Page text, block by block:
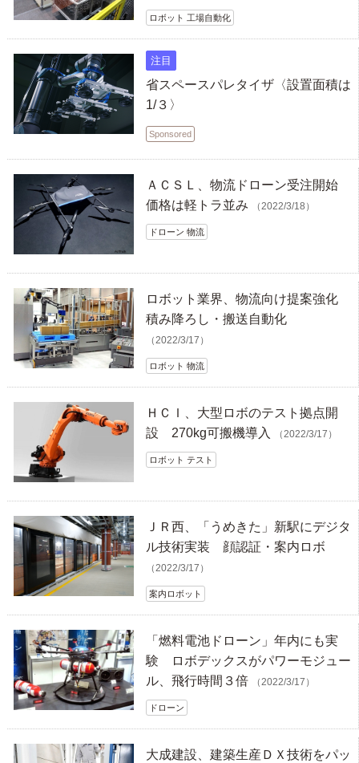
ロボット 工場自動化
注目
省スペースパレタイザ〈設置面積は
1/３〉
Sponsored
ＡＣＳＬ、物流ドローン受注開始
価格は軽トラ並み
（2022/3/18）
ドローン 物流
ロボット業界、物流向け提案強化
積み降ろし・搬送自動化
（2022/3/17）
ロボット 物流
ＨＣＩ、大型ロボのテスト拠点開
設 270kg可搬機導入
（2022/3/17）
ロボット テスト
ＪＲ西、「うめきた」新駅にデジタ
ル技術実装 顔認証・案内ロボ
（2022/3/17）
案内ロボット
「燃料電池ドローン」年内にも実
験 ロボデックスがパワーモジュー
ル、飛行時間３倍
（2022/3/17）
ドローン
大成建設、建築生産ＤＸ技術をパッ